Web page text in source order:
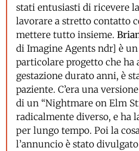
stati entusiasti di ricevere
lavorare a stretto contatto
mettere tutto insieme.
di Imagine Agents ndr] è
particolare progetto che ha
gestazione durato anni, è
paziente. C’era una
di un “Nightmare on Elm
radicalmente diverso, e ha
per lungo tempo. Poi la
l’annuncio è stato